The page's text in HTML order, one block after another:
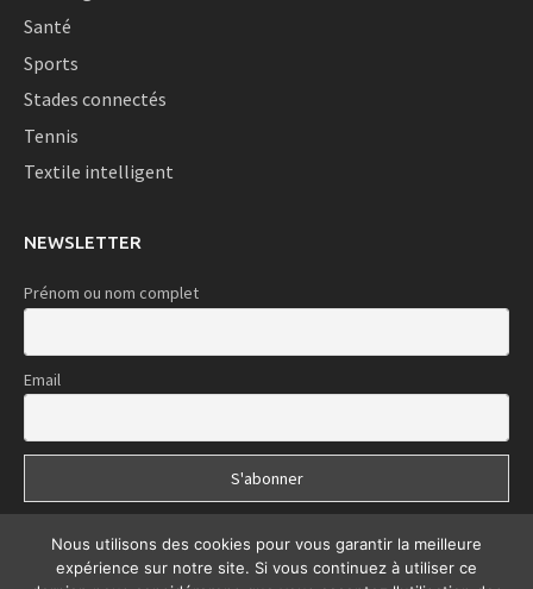
Santé
Sports
Stades connectés
Tennis
Textile intelligent
NEWSLETTER
Prénom ou nom complet
Email
Le Sport iTech | Copyright © 2020 | Tous droits réservés | Développé
Nous utilisons des cookies pour vous garantir la meilleure
expérience sur notre site. Si vous continuez à utiliser ce